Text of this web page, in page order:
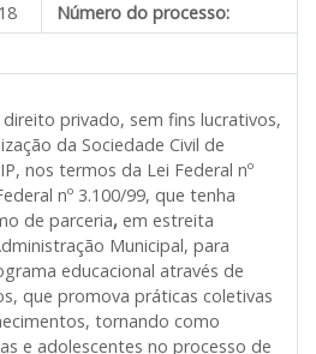
Número do processo:
privado, sem fins lucrativos,
da Sociedade Civil de
nos termos da Lei Federal nº
nº 3.100/99, que tenha
de parceria, em estreita
Municipal, para
educacional através de
que promova práticas coletivas
tornando como
e adolescentes no processo de